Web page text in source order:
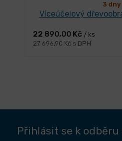
3 dny
Víceúčelový
22 890,00 Kč / ks
27 696,90 Kč s DPH
Přihlásit se k